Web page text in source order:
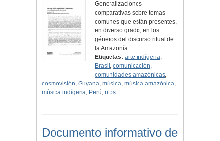
Generalizaciones
comparativas sobre temas
comunes que están presentes,
en diverso grado, en los
géneros del discurso ritual de
la Amazonía
Etiquetas: arte indígena,
Brasil ,comunicación,
comunidades amazónicas,
cosmovisión, Guyana, música, música amazónica,
música indígena, Perú, ritos
Documento informativo de